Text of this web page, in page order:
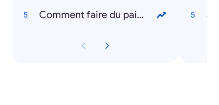
Comment faire du pain ?